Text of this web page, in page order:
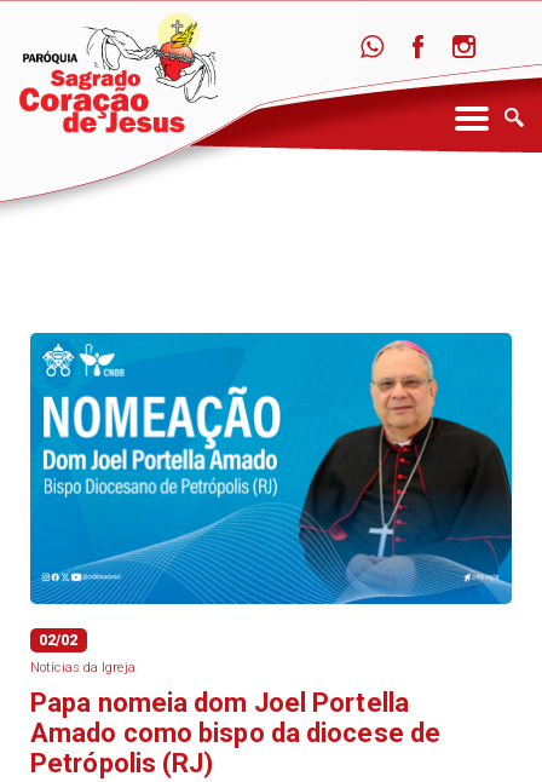
02/02
Notícias da Igreja
Papa nomeia dom Joel Portella
Amado como bispo da diocese de
Petrópolis (RJ)